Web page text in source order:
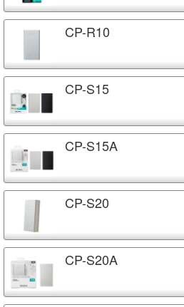
CP-R10
CP-S15
CP-S15A
CP-S20
CP-S20A